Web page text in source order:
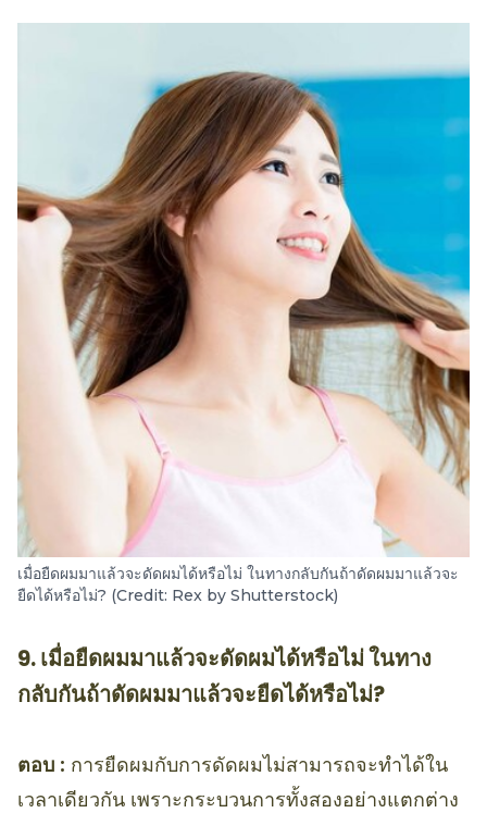
เมื่อยืดผมมาแล้วจะดัดผมได้หรือไม่ ในทางกลับกันถ้าดัดผมมาแล้วจะ
ยืดได้หรือไม่? (Credit: Rex by Shutterstock)
9. เมื่อยืดผมมาแล้วจะดัดผมได้หรือไม่ ในทาง
กลับกันถ้าดัดผมมาแล้วจะยืดได้หรือไม่?
ตอบ : การยืดผมกับการดัดผมไม่สามารถจะทำได้ใน
เวลาเดียวกัน เพราะกระบวนการทั้งสองอย่างแตกต่าง